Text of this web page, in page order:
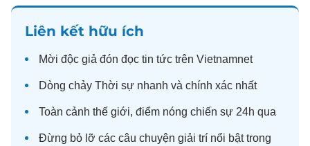
Liên kết hữu ích
Mời độc giả đón đọc tin tức trên Vietnamnet
Dòng chảy Thời sự nhanh và chính xác nhất
Toàn cảnh thế giới, điểm nóng chiến sự 24h qua
Đừng bỏ lỡ các câu chuyện giải trí nổi bật trong